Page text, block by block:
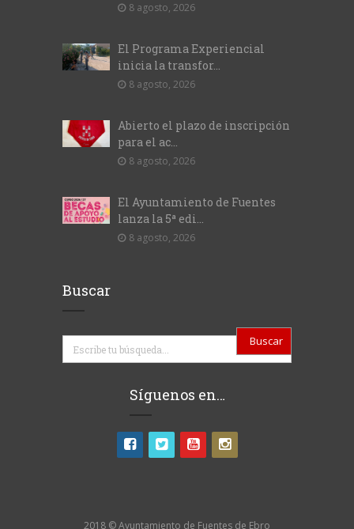
8 agosto, 2026
El Programa Experiencial
inicia la transfor...
8 agosto, 2026
Abierto el plazo de inscripción
para el ac...
8 agosto, 2026
El Ayuntamiento de Fuentes
lanza la 5ª edi...
8 agosto, 2026
Buscar
Buscar
Síguenos en…
2018 © Ayuntamiento de Fuentes de Ebro